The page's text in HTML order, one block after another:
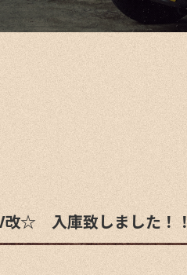
☆ 入庫致しました！！